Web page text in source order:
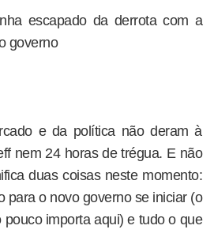
escapado da derrota com a
governo
e da política não deram à
nem 24 horas de trégua. E não
duas coisas neste momento:
para o novo governo se iniciar (o
importa aqui) e tudo o que